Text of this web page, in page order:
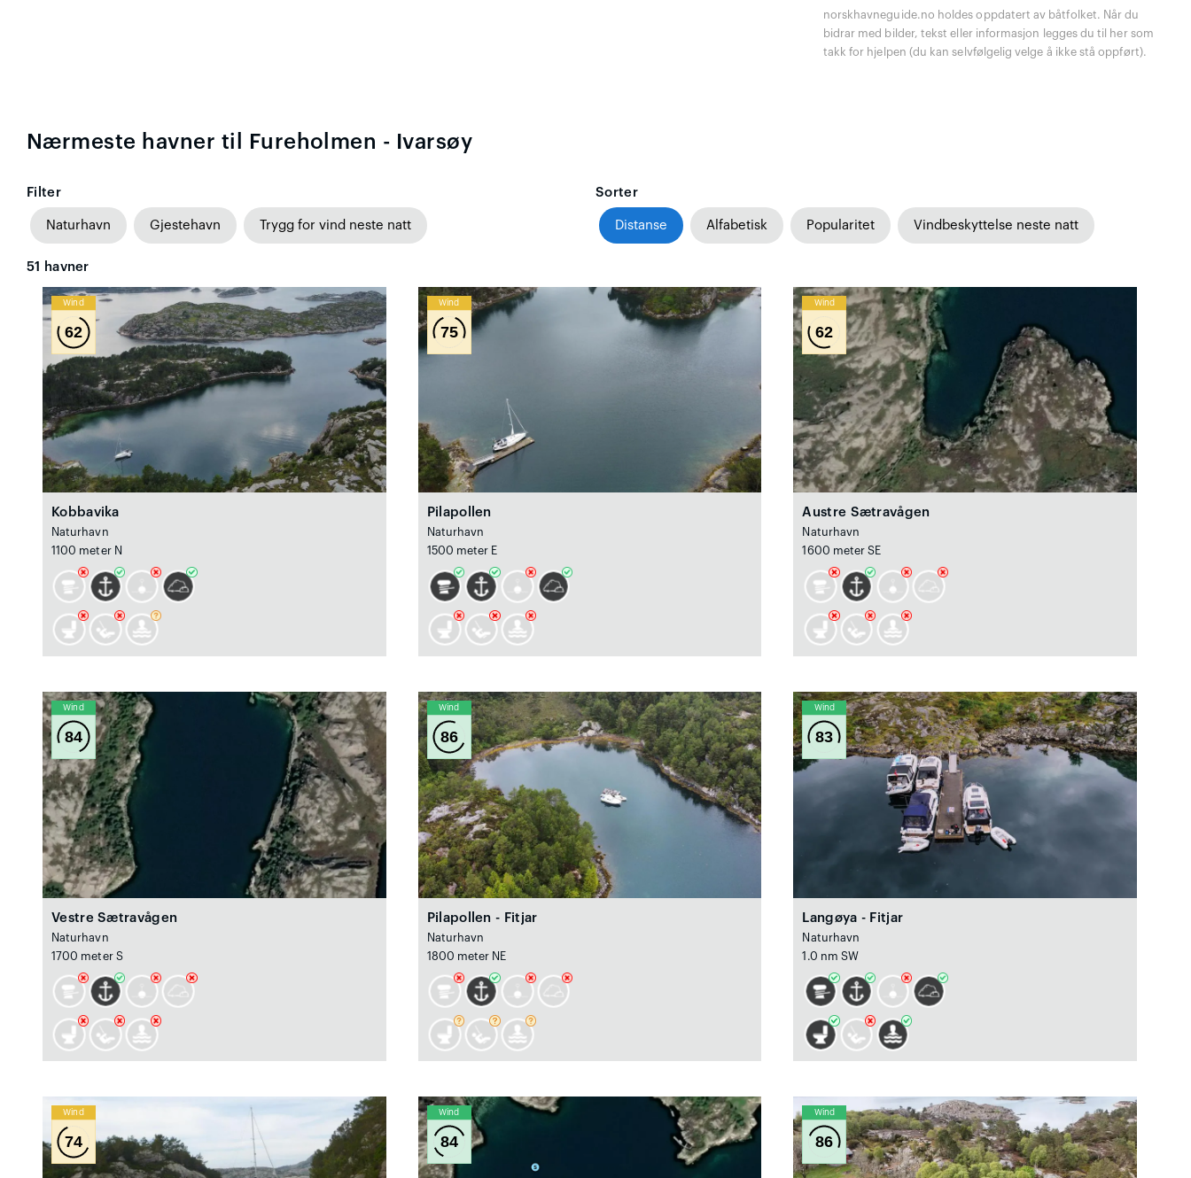
norskhavneguide.no holdes oppdatert av båtfolket. Når du
bidrar med bilder, tekst eller informasjon legges du til her som
takk for hjelpen (du kan selvfølgelig velge å ikke stå oppført).
Nærmeste havner til Fureholmen - Ivarsøy
Filter
Naturhavn Gjestehavn Trygg for vind neste natt
Sorter
Distanse Alfabetisk Popularitet Vindbeskyttelse neste natt
51 havner
Wind
62
Kobbavika
Naturhavn
1100 meter N
Wind
75
Pilapollen
Naturhavn
1500 meter E
Wind
62
Austre Sætravågen
Naturhavn
1600 meter SE
Wind
84
Vestre Sætravågen
Naturhavn
1700 meter S
Wind
86
Pilapollen - Fitjar
Naturhavn
1800 meter NE
Wind
83
Langøya - Fitjar
Naturhavn
1.0 nm SW
Wind
74
Wind
84
Wind
86